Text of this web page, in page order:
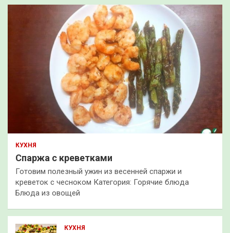
КУХНЯ
Спаржа с креветками
Готовим полезный ужин из весенней спаржи и
креветок с чесноком Категория: Горячие блюда
Блюда из овощей
КУХНЯ